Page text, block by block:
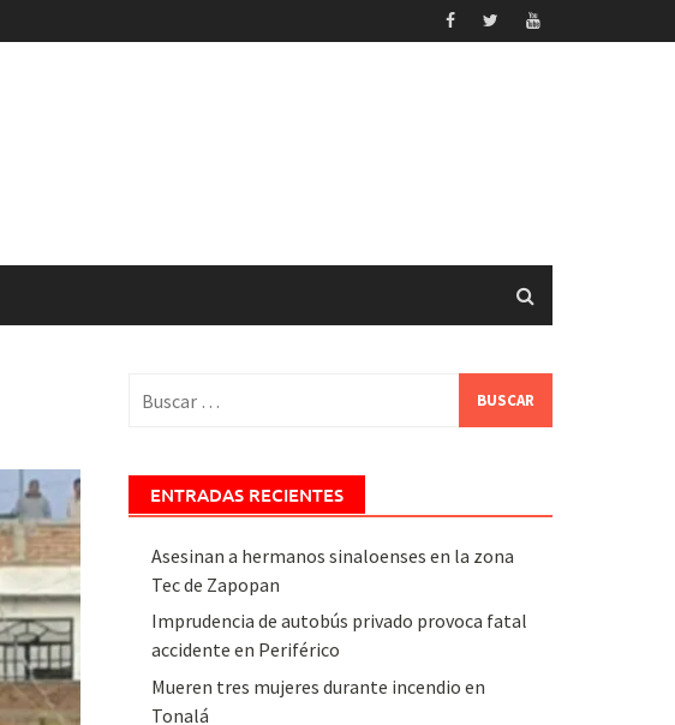
ENTRADAS RECIENTES
Asesinan a hermanos sinaloenses en la zona
Tec de Zapopan
Imprudencia de autobús privado provoca fatal
accidente en Periférico
Mueren tres mujeres durante incendio en
Tonalá